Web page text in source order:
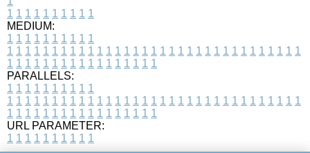
1 1 1 1 1 1 1 1 1 1
MEDIUM:
1 1 1 1 1 1 1 1 1 1
1 1 1 1 1 1 1 1 1 1 1 1 1 1 1 1 1 1 1 1 1 1 1 1 1 1 1 1 1 1 1 1 1
1 1 1 1 1 1 1 1 1 1 1 1 1 1 1 1 1
PARALLELS:
1 1 1 1 1 1 1 1 1 1
1 1 1 1 1 1 1 1 1 1 1 1 1 1 1 1 1 1 1 1 1 1 1 1 1 1 1 1 1 1 1 1 1
1 1 1 1 1 1 1 1 1 1 1 1 1 1 1 1 1
URL PARAMETER:
1 1 1 1 1 1 1 1 1 1